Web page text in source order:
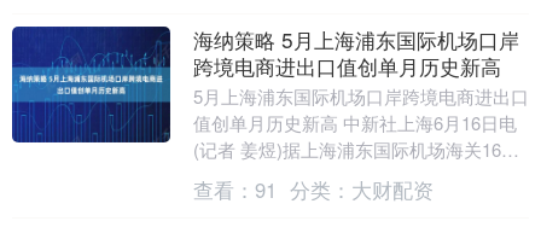
海纳策略 5月上海浦东国际机场口岸
跨境电商进出口值创单月历史新高
5月上海浦东国际机场口岸跨境电商进出口
值创单月历史新高 中新社上海6月16日电
(记者 姜煜)据上海浦东国际机场海关16日
发布的统计数据，今年5月，上海浦东国
际....
查看： 91 分类： 大财配资